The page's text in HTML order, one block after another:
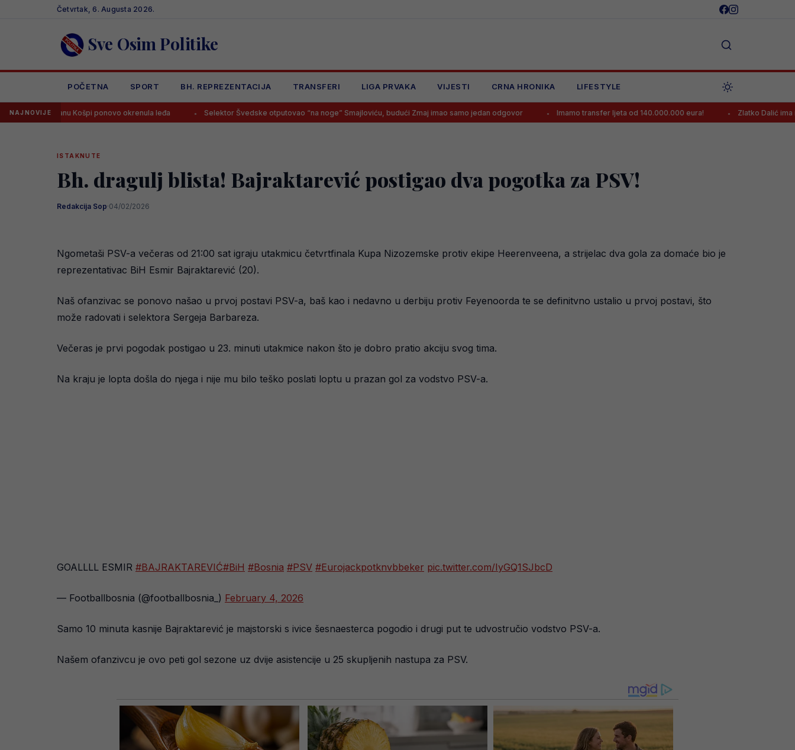
Četvrtak, 6. Augusta 2026.
Sve Osim Politike
POČETNA SPORT BH. REPREZENTACIJA TRANSFERI LIGA PRVAKA VIJESTI CRNA HRONIKA LIFESTYLE
NAJNOVIJE
Emanu Košpi ponovo okrenula leđa Selektor Švedske otputovao “na noge” Smajloviću, budući Zmaj imao samo jedan odgovor Imamo transfer ljeta od 140.000.000 eura! Zlatko Dalić ima novi posao,
ISTAKNUTE
Bh. dragulj blista! Bajraktarević postigao dva pogotka za PSV!
Redakcija Sop·04/02/2026
Ngometaši PSV-a večeras od 21:00 sat igraju utakmicu četvrtfinala Kupa Nizozemske protiv ekipe Heerenveena, a strijelac dva gola za domaće bio je
reprezentativac BiH Esmir Bajraktarević (20).
Naš ofanzivac se ponovo našao u prvoj postavi PSV-a, baš kao i nedavno u derbiju protiv Feyenoorda te se definitvno ustalio u prvoj postavi, što
može radovati i selektora Sergeja Barbareza.
Večeras je prvi pogodak postigao u 23. minuti utakmice nakon što je dobro pratio akciju svog tima.
Na kraju je lopta došla do njega i nije mu bilo teško poslati loptu u prazan gol za vodstvo PSV-a.
GOALLLL ESMIR #BAJRAKTAREVIĆ#BiH #Bosnia #PSV #Eurojackpotknvbbeker pic.twitter.com/IyGQ1SJbcD
— Footballbosnia (@footballbosnia_) February 4, 2026
Samo 10 minuta kasnije Bajraktarević je majstorski s ivice šesnaesterca pogodio i drugi put te udvostručio vodstvo PSV-a.
Našem ofanzivcu je ovo peti gol sezone uz dvije asistencije u 25 skupljenih nastupa za PSV.